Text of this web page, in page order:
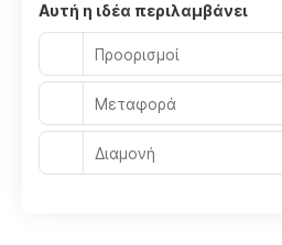
Αυτή η ιδέα περιλαμβάνει
Προορισμοί
Μεταφορά
Διαμονή